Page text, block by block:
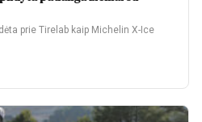
prie Tirelab kaip Michelin X-Ice